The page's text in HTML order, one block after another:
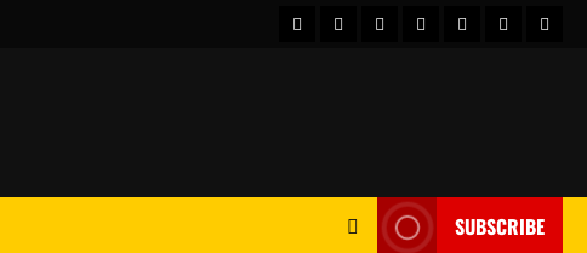
HOMEBeritahot
BusinessKesehatan
Sport
SUBSCRIBE